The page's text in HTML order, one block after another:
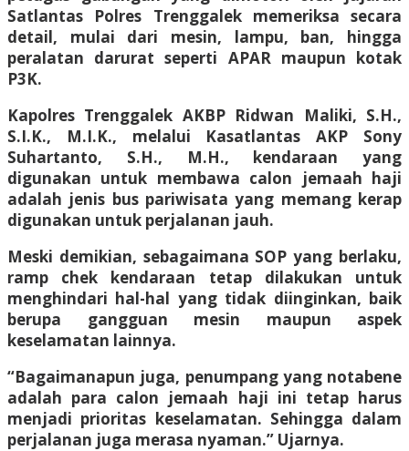
Satlantas Polres Trenggalek memeriksa secara
detail, mulai dari mesin, lampu, ban, hingga
peralatan darurat seperti APAR maupun kotak
P3K.
Kapolres Trenggalek AKBP Ridwan Maliki, S.H.,
S.I.K., M.I.K., melalui Kasatlantas AKP Sony
Suhartanto, S.H., M.H., kendaraan yang
digunakan untuk membawa calon jemaah haji
adalah jenis bus pariwisata yang memang kerap
digunakan untuk perjalanan jauh.
Meski demikian, sebagaimana SOP yang berlaku,
ramp chek kendaraan tetap dilakukan untuk
menghindari hal-hal yang tidak diinginkan, baik
berupa gangguan mesin maupun aspek
keselamatan lainnya.
“Bagaimanapun juga, penumpang yang notabene
adalah para calon jemaah haji ini tetap harus
menjadi prioritas keselamatan. Sehingga dalam
perjalanan juga merasa nyaman.” Ujarnya.